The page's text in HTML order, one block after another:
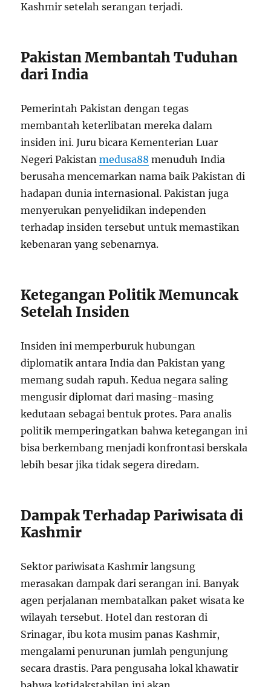
Kashmir setelah serangan terjadi.
Pakistan Membantah Tuduhan
dari India
Pemerintah Pakistan dengan tegas
membantah keterlibatan mereka dalam
insiden ini. Juru bicara Kementerian Luar
Negeri Pakistanmedusa88 menuduh India
berusaha mencemarkan nama baik Pakistan di
hadapan dunia internasional. Pakistan juga
menyerukan penyelidikan independen
terhadap insiden tersebut untuk memastikan
kebenaran yang sebenarnya.
Ketegangan Politik Memuncak
Setelah Insiden
Insiden ini memperburuk hubungan
diplomatik antara India dan Pakistan yang
memang sudah rapuh. Kedua negara saling
mengusir diplomat dari masing-masing
kedutaan sebagai bentuk protes. Para analis
politik memperingatkan bahwa ketegangan ini
bisa berkembang menjadi konfrontasi berskala
lebih besar jika tidak segera diredam.
Dampak Terhadap Pariwisata di
Kashmir
Sektor pariwisata Kashmir langsung
merasakan dampak dari serangan ini. Banyak
agen perjalanan membatalkan paket wisata ke
wilayah tersebut. Hotel dan restoran di
Srinagar, ibu kota musim panas Kashmir,
mengalami penurunan jumlah pengunjung
secara drastis. Para pengusaha lokal khawatir